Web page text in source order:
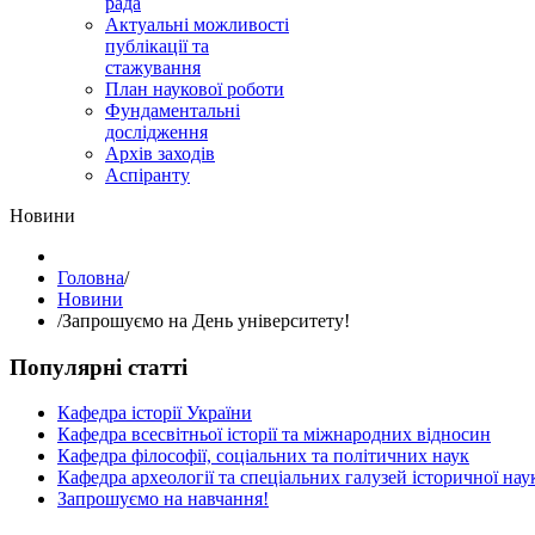
Актуальні можливості
публікації та
стажування
План наукової роботи
Фундаментальні
дослідження
Архів заходів
Аспіранту
Hовини
Головна/
Hовини
/Запрошуємо на День університету!
Популярні статті
Кафедра історії України
Кафедра всесвітньої історії та міжнародних відносин
Кафедра філософії, соціальних та політичних наук
Кафедра археології та спеціальних галузей історичної
Запрошуємо на навчання!